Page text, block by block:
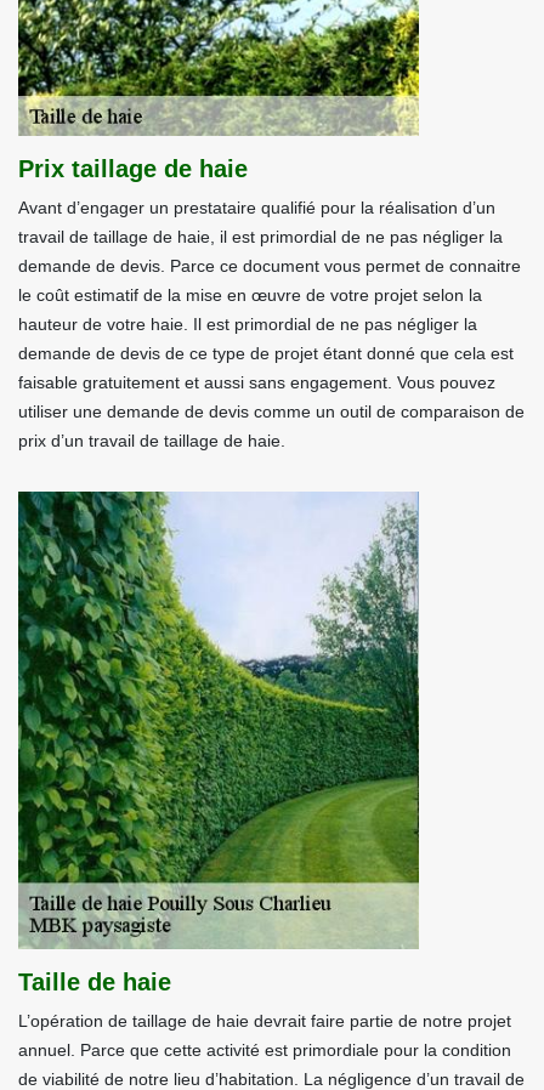
Prix taillage de haie
Avant d’engager un prestataire qualifié pour la réalisation d’un
travail de taillage de haie, il est primordial de ne pas négliger la
demande de devis. Parce ce document vous permet de connaitre
le coût estimatif de la mise en œuvre de votre projet selon la
hauteur de votre haie. Il est primordial de ne pas négliger la
demande de devis de ce type de projet étant donné que cela est
faisable gratuitement et aussi sans engagement. Vous pouvez
utiliser une demande de devis comme un outil de comparaison de
prix d’un travail de taillage de haie.
Taille de haie
L’opération de taillage de haie devrait faire partie de notre projet
annuel. Parce que cette activité est primordiale pour la condition
de viabilité de notre lieu d’habitation. La négligence d’un travail de